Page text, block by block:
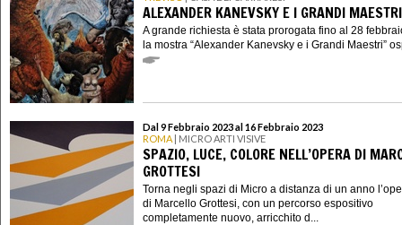
ALEXANDER KANEVSKY E I GRANDI MAESTRI
A grande richiesta è stata prorogata fino al 28
la mostra “Alexander Kanevsky e i Grandi Maestri”
Dal 9 Febbraio 2023 al 16 Febbraio 2023
ROMA | MICRO ARTI VISIVE
SPAZIO, LUCE, COLORE NELL’OPERA DI
GROTTESI
Torna negli spazi di Micro a distanza di un anno
di Marcello Grottesi, con un percorso espositivo
completamente nuovo, arricchito d...